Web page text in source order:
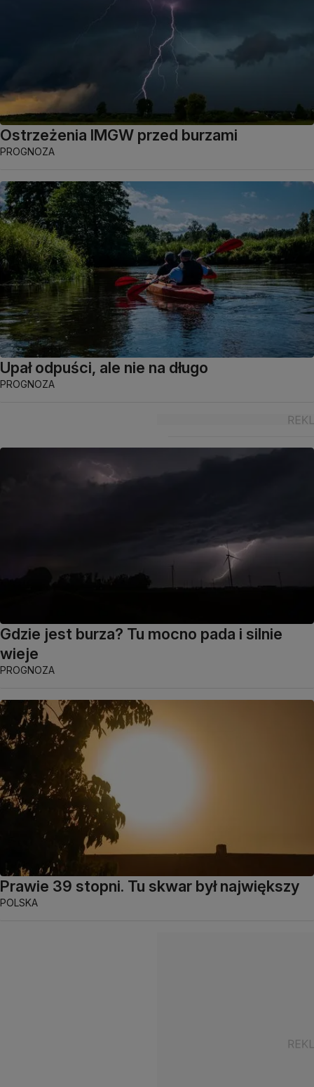
Ostrzeżenia IMGW przed burzami
PROGNOZA
Upał odpuści, ale nie na długo
PROGNOZA
Gdzie jest burza? Tu mocno pada i silnie
wieje
PROGNOZA
Prawie 39 stopni. Tu skwar był największy
POLSKA